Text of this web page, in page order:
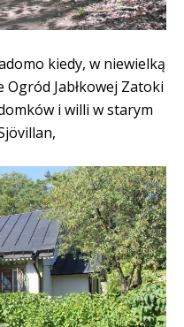
kiedy, w niewielką
Jabłkowej Zatoki
i willi w starym